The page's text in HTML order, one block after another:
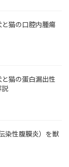
と猫の口腔内腫瘍
と猫の蛋白漏出性
染性腹膜炎）を獣